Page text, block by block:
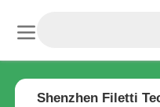
Shenzhen Filetti